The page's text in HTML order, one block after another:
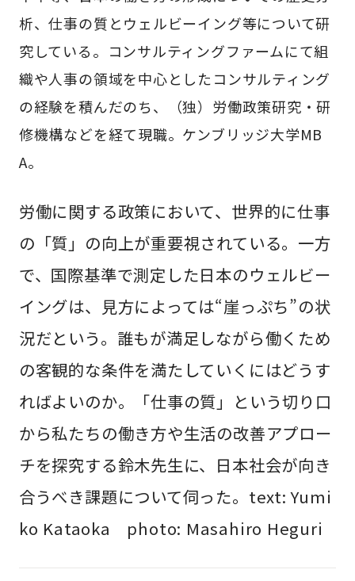
析、仕事の質とウェルビーイング等について研
究している。コンサルティングファームにて組
織や人事の領域を中心としたコンサルティング
の経験を積んだのち、（独）労働政策研究・研
修機構などを経て現職。ケンブリッジ大学MB
A。
労働に関する政策において、世界的に仕事
の「質」の向上が重要視されている。一方
で、国際基準で測定した日本のウェルビー
イングは、見方によっては“崖っぷち”の状
況だという。誰もが満足しながら働くため
の客観的な条件を満たしていくにはどうす
ればよいのか。「仕事の質」という切り口
から私たちの働き方や生活の改善アプロー
チを探究する鈴木先生に、日本社会が向き
合うべき課題について伺った。text: Yumi
ko Kataoka photo: Masahiro Heguri